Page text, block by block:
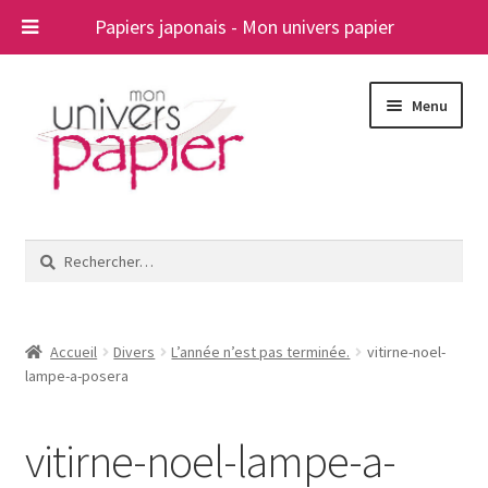
Papiers japonais - Mon univers papier
navigation
contenu
Menu
le
A propos
Rechercher :
Accueil Divers L’année n’est pas terminée.
vitirne-noel-
lampe-a-posera
vitirne-noel-lampe-a-